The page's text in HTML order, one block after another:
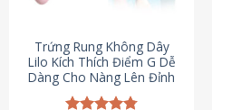
Trứng Rung Không Dây
Lilo Kích Thích Điểm G Dễ
Dàng Cho Nàng Lên Đỉnh